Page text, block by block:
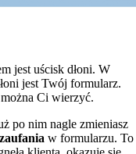
jest uścisk dłoni. W
jest Twój formularz.
Ci wierzyć.
po nim nagle zmieniasz
w formularzu. To